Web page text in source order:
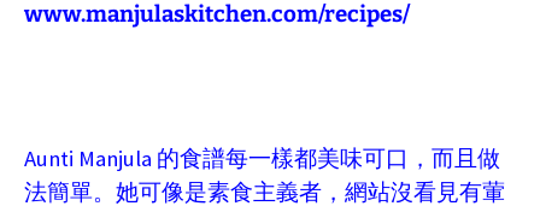
www.manjulaskitchen.com/recipes/
Aunti Manjula 的食譜每一樣都美味可口，而且做
法簡單。她可像是素食主義者，網站沒看見有葷